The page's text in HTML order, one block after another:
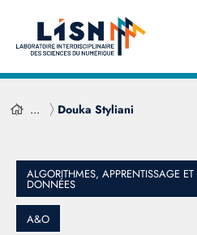
... Douka Styliani
ALGORITHMES, APPRENTISSAGE
DONNÉES
A&O